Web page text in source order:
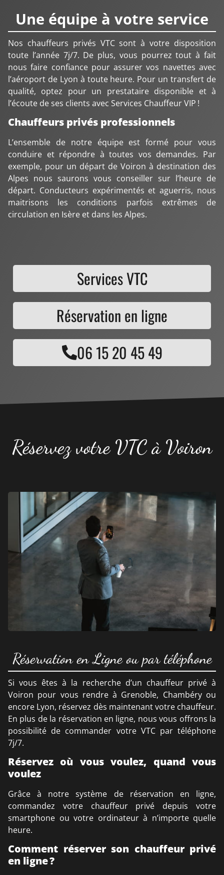
Une équipe à votre service
Nos chauffeurs privés VTC sont à votre disposition
toute l’année 7j/7. De plus, vous pourrez tout à fait
nous faire confiance pour assurer vos navettes avec
l’aéroport de Lyon à toute heure. Pour un transfert de
qualité, optez pour un prestataire disponible et à
l’écoute de ses clients avec Services Chauffeur VIP !
Chauffeurs privés professionnels
L’ensemble de notre équipe est formé pour vous
conduire et répondre à toutes vos demandes. Par
exemple, pour un départ de Voiron à destination des
Alpes nous saurons vous conseiller sur l’heure de
départ. Conducteurs expérimentés et aguerris, nous
maitrisons les conditions parfois extrêmes de
circulation en Isère et dans les Alpes.
Services VTC
Réservation en ligne
06 15 20 45 49
Réservez votre VTC à Voiron
Réservation en Ligne ou par téléphone
Si vous êtes à la recherche d’un chauffeur privé à
Voiron pour vous rendre à Grenoble, Chambéry ou
encore Lyon, réservez dès maintenant votre chauffeur.
En plus de la réservation en ligne, nous vous offrons la
possibilité de commander votre VTC par téléphone
7j/7.
Réservez où vous voulez, quand vous
voulez
Grâce à notre système de réservation en ligne,
commandez votre chauffeur privé depuis votre
smartphone ou votre ordinateur à n’importe quelle
heure.
Comment réserver son chauffeur privé
en ligne ?